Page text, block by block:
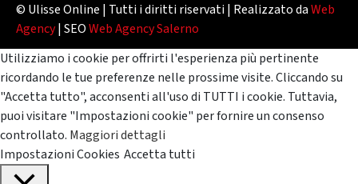
© Ulisse Online | Tutti i diritti riservati | Realizzato daWeb
Agency| SEOWeb Agency Salerno
Utilizziamo i cookie per offrirti l'esperienza più pertinente
ricordando le tue preferenze nelle prossime visite. Cliccando su
"Accetta tutto", acconsenti all'uso di TUTTI i cookie. Tuttavia,
puoi visitare "Impostazioni cookie" per fornire un consenso
controllato. Maggiori dettagli
Impostazioni Cookies Accetta tutti